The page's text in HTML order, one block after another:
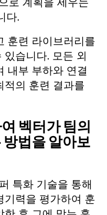
로 계획을 세우는
다.
훈련 라이브러리를
습니다. 모든 외
내부 부하와 연결
적의 훈련 결과를
벡터가 팀의
방법을 알아보
특화 기술을 통해
기력을 평가하여 훈